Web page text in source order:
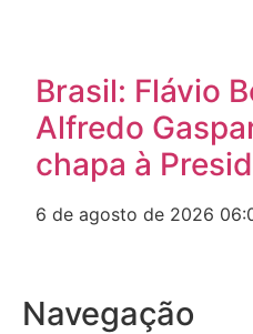
Brasil: Flávio
Alfredo
chapa à
6 de agosto de 2026
Navegação